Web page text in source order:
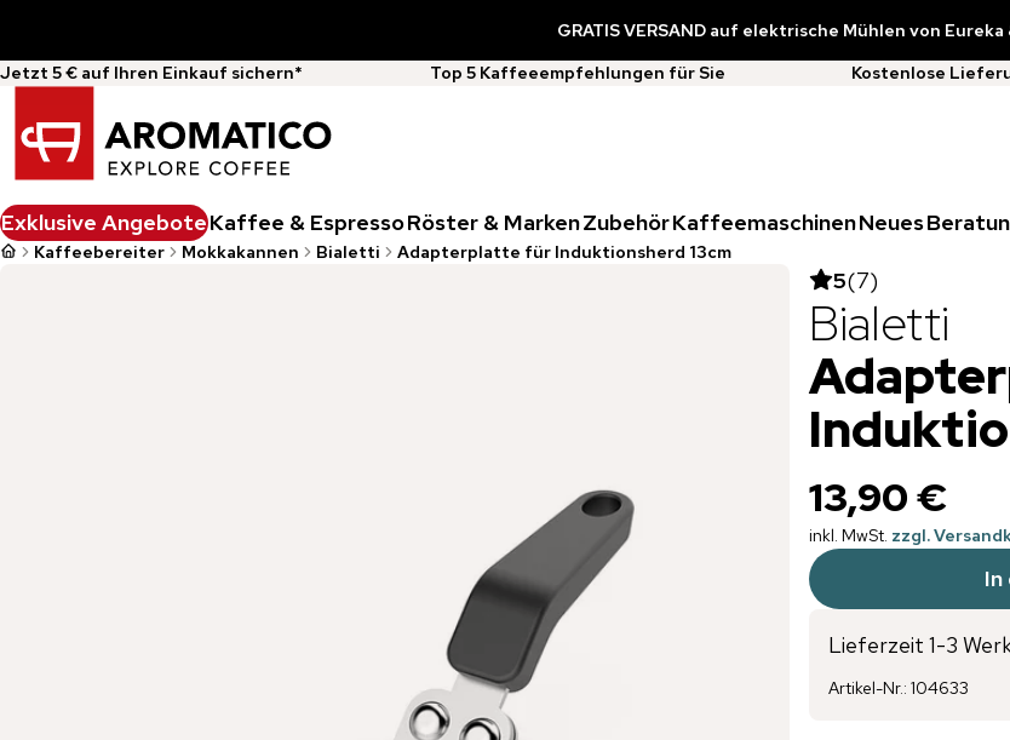
GRATIS VERSAND auf elektrische Mühlen von Eureka
Jetzt 5 € auf Ihren Einkauf sichern*
Top 5 Kaffeeempfehlungen für Sie Kostenlose
Exklusive AngeboteKaffee & EspressoRöster & MarkenZubehörKaffeemaschinenNeues
Kaffeebereiter Mokkakannen Bialetti Adapterplatte für Induktionsherd 13cm
5(7)
Bialetti
13,90 €
inkl. MwSt. zzgl.
In
Lieferzeit 1-3
Artikel-Nr.: 104633